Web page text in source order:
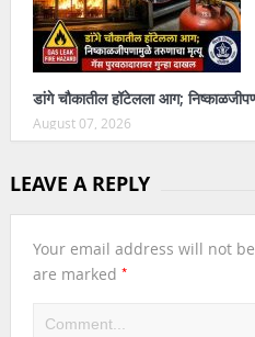
डांगे चौकातील हॉटेलला आग;
August 07, 2026
LEAVE A REPLY
Your email address will not
are marked *